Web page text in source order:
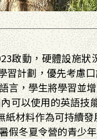
啟動，硬體設施
習計劃，優先考慮
⾔，學⽣將學習並
可以使⽤的英語技
紙材料作為可持續
假冬夏令營的青少